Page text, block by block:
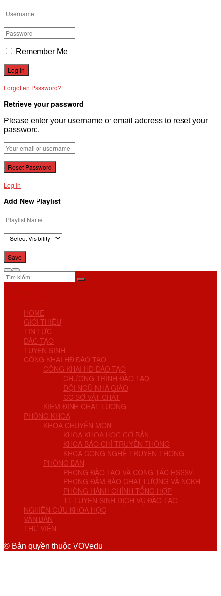
Remember Me
Forgotten Password?
Retrieve your password
Please enter your username or email address to reset your
password.
Log In
Add New Playlist
HOME
GIỚI THIỆU
TIN TỨC
ĐÀO TẠO
TUYỂN SINH
CÔNG KHAI HĐ ĐÀO TẠO
CÔNG KHAI HĐ ĐÀO TẠO
CHƯƠNG TRÌNH ĐÀO TẠO
ĐỘI NGŨ NHÀ GIÁO
CƠ SỞ VẬT CHẤT
KIỂM ĐỊNH CHẤT LƯỢNG
PHÒNG KHOA
KHOA CHUYÊN MÔN
KHOA KHOA HỌC CƠ BẢN
KHOA BÁO CHÍ TRUYỀN THÔNG
KHOA CÔNG NGHỆ TRUYỀN THÔNG
PHÒNG BAN
PHÒNG ĐÀO TẠO VÀ CÔNG TÁC HSSSV
PHÒNG ĐẢM BẢO CHẤT LƯỢNG VÀ NCKH
PHÒNG HÀNH CHÍNH TỔNG HỢP
TT TUYỂN SINH DỊCH VỤ ĐÀO TẠO
NGHIÊN CỨU KHOA HỌC
VĂN BẢN
THƯ VIỆN
© Bản quyền thuộc VOVedu